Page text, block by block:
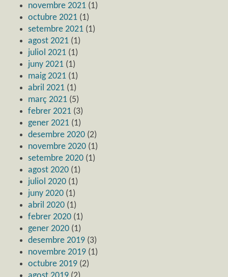
novembre 2021 (1)
octubre 2021 (1)
setembre 2021 (1)
agost 2021 (1)
juliol 2021 (1)
juny 2021 (1)
maig 2021 (1)
abril 2021 (1)
març 2021 (5)
febrer 2021 (3)
gener 2021 (1)
desembre 2020 (2)
novembre 2020 (1)
setembre 2020 (1)
agost 2020 (1)
juliol 2020 (1)
juny 2020 (1)
abril 2020 (1)
febrer 2020 (1)
gener 2020 (1)
desembre 2019 (3)
novembre 2019 (1)
octubre 2019 (2)